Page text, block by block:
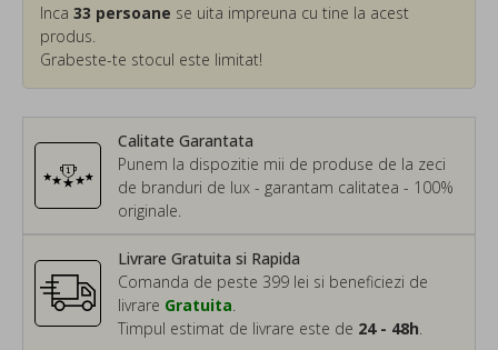
Calitate Garantata
Punem la dispozitie mii de produse de la zeci
de branduri de lux - garantam calitatea - 100%
originale.
Inca 33 persoane se uita impreuna cu tine la acest
produs.
Grabeste-te stocul este limitat!
Livrare Gratuita si Rapida
Comanda de peste 399 lei si beneficiezi de
livrare Gratuita
Timpul estimat de livrare este de 24 - 48h